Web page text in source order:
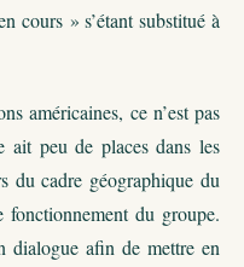
cours » s’étant substitué à
américaines, ce n’est pas
ait peu de places dans les
du cadre géographique du
du groupe.
dialogue afin de mettre en